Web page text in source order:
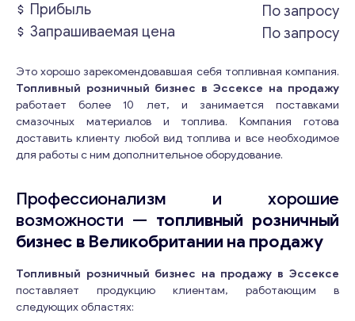
Прибыль
По запросу
Запрашиваемая цена
По запросу
Это хорошо зарекомендовавшая себя топливная компания.
Топливный розничный бизнес в Эссексе на продажу
работает более 10 лет, и занимается поставками
смазочных материалов и топлива. Компания готова
доставить клиенту любой вид топлива и все необходимое
для работы с ним дополнительное оборудование.
Профессионализм и хорошие
возможности — топливный розничный
бизнес в Великобритании на продажу
Топливный розничный бизнес на продажу в Эссексе
поставляет продукцию клиентам, работающим в
следующих областях: